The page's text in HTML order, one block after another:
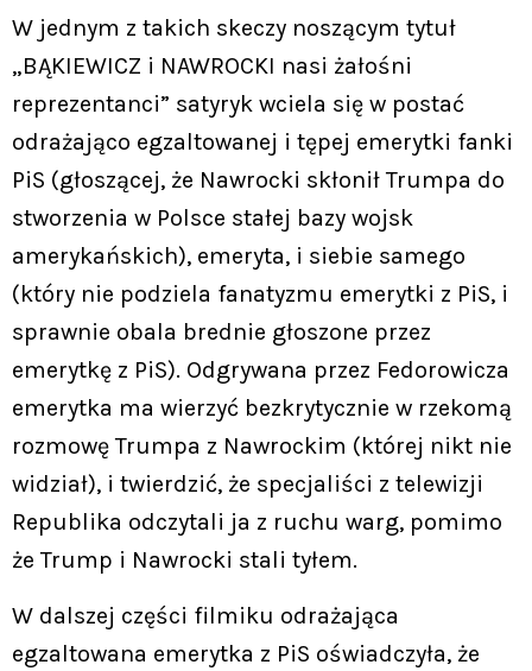
W jednym z takich skeczy noszącym tytuł
„BĄKIEWICZ i NAWROCKI nasi żałośni
reprezentanci” satyryk wciela się w postać
odrażająco egzaltowanej i tępej emerytki fanki
PiS (głoszącej, że Nawrocki skłonił Trumpa do
stworzenia w Polsce stałej bazy wojsk
amerykańskich), emeryta, i siebie samego
(który nie podziela fanatyzmu emerytki z PiS, i
sprawnie obala brednie głoszone przez
emerytkę z PiS). Odgrywana przez Fedorowicza
emerytka ma wierzyć bezkrytycznie w rzekomą
rozmowę Trumpa z Nawrockim (której nikt nie
widział), i twierdzić, że specjaliści z telewizji
Republika odczytali ja z ruchu warg, pomimo
że Trump i Nawrocki stali tyłem.
W dalszej części filmiku odrażająca
egzaltowana emerytka z PiS oświadczyła, że